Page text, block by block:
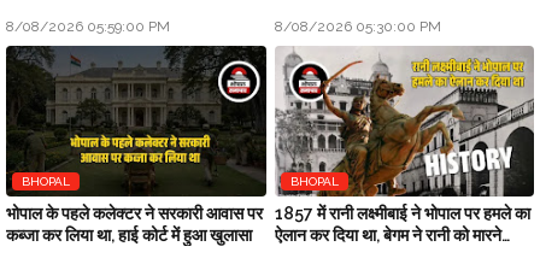
8/08/2026 05:59:00 PM 8/08/2026 05:30:00 PM
BHOPAL
भोपाल के पहले कलेक्टर ने सरकारी आवास पर
कब्जा कर लिया था, हाई कोर्ट में हुआ खुलासा
BHOPAL
1857 में रानी लक्ष्मीबाई ने भोपाल पर हमले का
ऐलान कर दिया था, बेगम ने रानी को मारने